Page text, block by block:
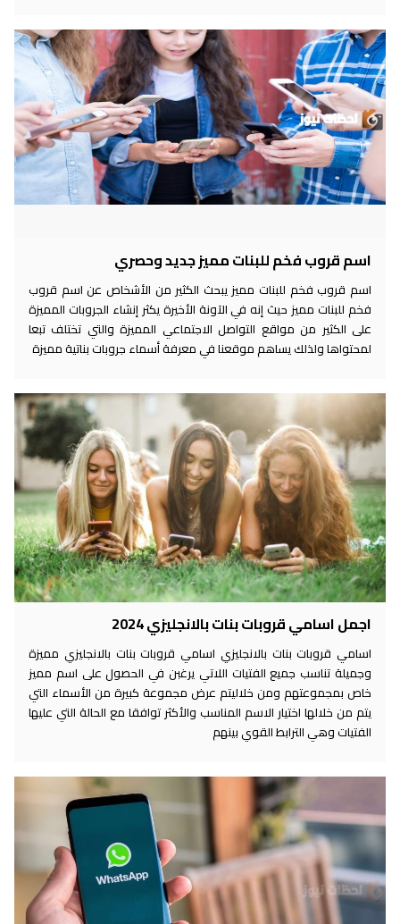
اسم قروب فخم للبنات مميز جديد وحصري
اسم قروب فخم للبنات مميز يبحث الكثير من الأشخاص عن اسم قروب
فخم للبنات مميز حيث إنه في الآونة الأخيرة يكثر إنشاء الجروبات المميزة
على الكثير من مواقع التواصل الاجتماعي المميزة والتي تختلف تبعا
لمحتواها ولذلك يساهم موقعنا في معرفة أسماء جروبات بناتية مميزة
اجمل اسامي قروبات بنات بالانجليزي 2024
اسامي قروبات بنات بالانجليزي اسامي قروبات بنات بالانجليزي مميزة
وجميلة تناسب جميع الفتيات اللاتي يرغبن في الحصول على اسم مميز
خاص بمجموعتهم ومن خلاليتم عرض مجموعة كبيرة من الأسماء التي
يتم من خلالها اختيار الاسم المناسب والأكثر توافقا مع الحالة التي عليها
الفتيات وهي الترابط القوي بينهم